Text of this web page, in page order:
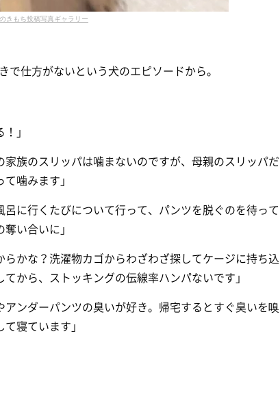
きもち投稿写真ギャラリー
仕方がないという犬のエピソードから。
」
族のスリッパは噛まないのですが、母親のスリッパだ
噛みます」
に行くたびについて行って、パンツを脱ぐのを待って
い合いに」
かな？洗濯物カゴからわざわざ探してケージに持ち込
から、ストッキングの伝線率ハンパないです」
ンダーパンツの臭いが好き。帰宅するとすぐ臭いを嗅
寝ています」